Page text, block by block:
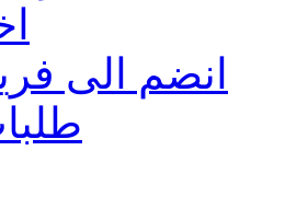
انضم الى